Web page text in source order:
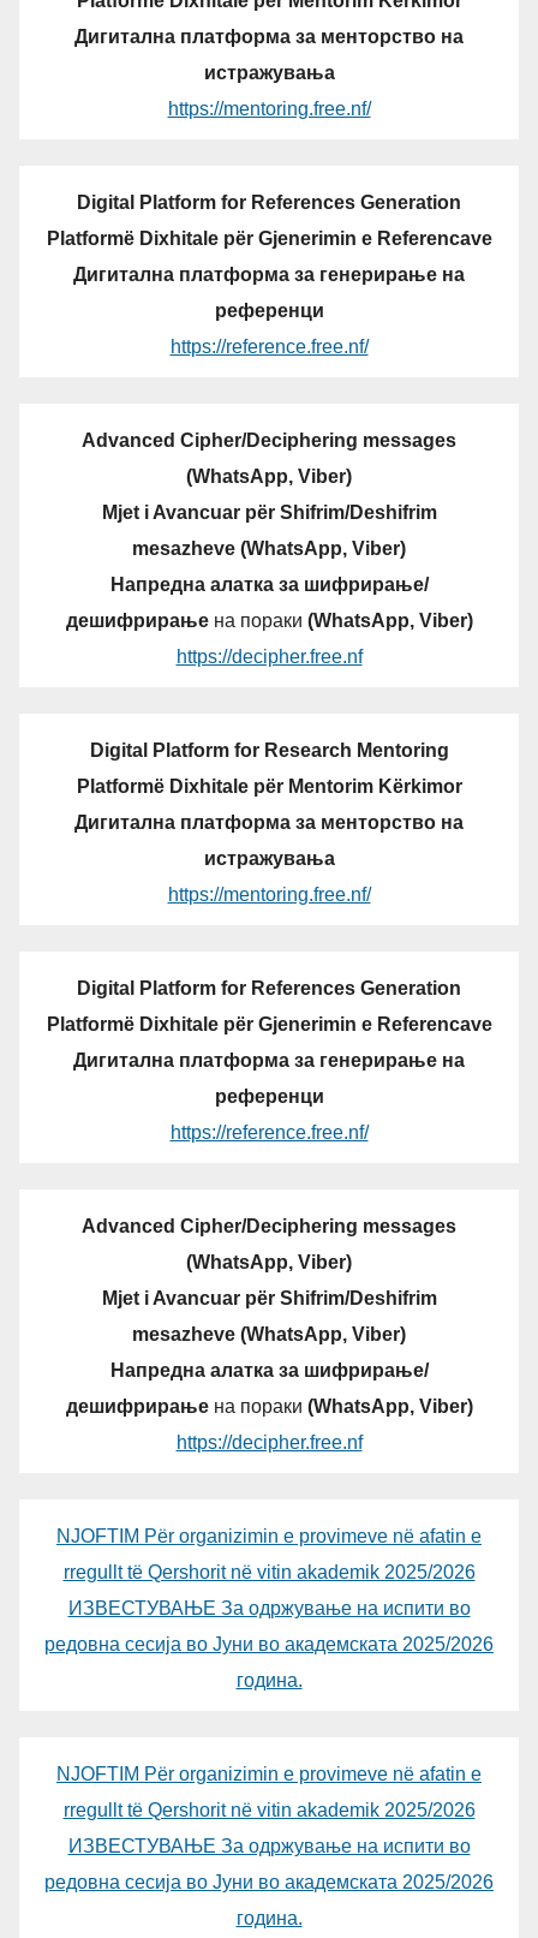
Дигитална платформа за менторство на
истражувања
https://mentoring.free.nf/
Digital Platform for References Generation
Platformë Dixhitale për Gjenerimin e Referencave
Дигитална платформа за генерирање на
референци
https://reference.free.nf/
Advanced Cipher/Deciphering messages
(WhatsApp, Viber)
Mjet i Avancuar për Shifrim/Deshifrim
mesazheve (WhatsApp, Viber)
Напредна алатка за шифрирање/
дешифрирањена пораки (WhatsApp, Viber)
https://decipher.free.nf
Digital Platform for Research Mentoring
Platformë Dixhitale për Mentorim Kërkimor
Дигитална платформа за менторство на
истражувања
https://mentoring.free.nf/
Digital Platform for References Generation
Platformë Dixhitale për Gjenerimin e Referencave
Дигитална платформа за генерирање на
референци
https://reference.free.nf/
Advanced Cipher/Deciphering messages
(WhatsApp, Viber)
Mjet i Avancuar për Shifrim/Deshifrim
mesazheve (WhatsApp, Viber)
Напредна алатка за шифрирање/
дешифрирањена пораки (WhatsApp, Viber)
https://decipher.free.nf
NJOFTIM Për organizimin e provimeve në afatin e
rregullt të Qershorit në vitin akademik 2025/2026
ИЗВЕСТУВАЊЕ За одржување на испити во
редовна сесија во Јуни во академската 2025/2026
година.
NJOFTIM Për organizimin e provimeve në afatin e
rregullt të Qershorit në vitin akademik 2025/2026
ИЗВЕСТУВАЊЕ За одржување на испити во
редовна сесија во Јуни во академската 2025/2026
година.